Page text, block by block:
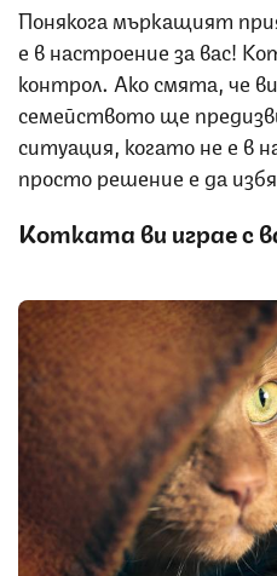
Понякога мъркащият
е в настроение за вас!
контрол. Ако смята, че
семейството ще
ситуация, когато не е в
просто решение е да
Котката ви играе с